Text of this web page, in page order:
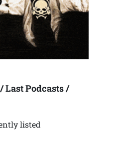
Last Podcasts /
listed